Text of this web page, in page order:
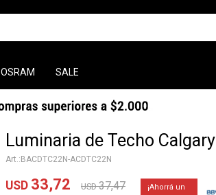
OSRAM SALE
Luminaria de Techo Calgary
BACDTC22N-ACDTC22N
USD 33,72 USD 37,47